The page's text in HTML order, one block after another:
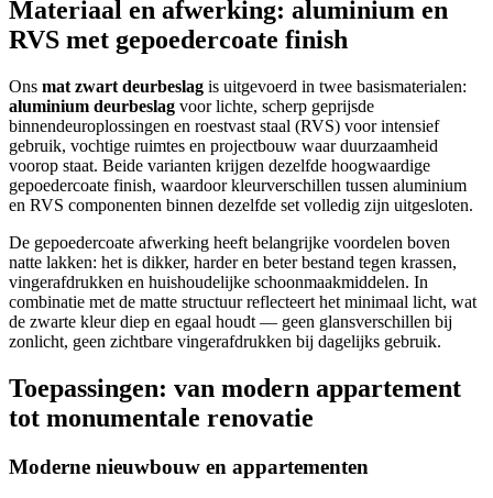
Materiaal en afwerking: aluminium en
RVS met gepoedercoate finish
Ons mat zwart deurbeslag is uitgevoerd in twee basismaterialen:
aluminium deurbeslag voor lichte, scherp geprijsde
binnendeuroplossingen en roestvast staal (RVS) voor intensief
gebruik, vochtige ruimtes en projectbouw waar duurzaamheid
voorop staat. Beide varianten krijgen dezelfde hoogwaardige
gepoedercoate finish, waardoor kleurverschillen tussen aluminium
en RVS componenten binnen dezelfde set volledig zijn uitgesloten.
De gepoedercoate afwerking heeft belangrijke voordelen boven
natte lakken: het is dikker, harder en beter bestand tegen krassen,
vingerafdrukken en huishoudelijke schoonmaakmiddelen. In
combinatie met de matte structuur reflecteert het minimaal licht, wat
de zwarte kleur diep en egaal houdt — geen glansverschillen bij
zonlicht, geen zichtbare vingerafdrukken bij dagelijks gebruik.
Toepassingen: van modern appartement
tot monumentale renovatie
Moderne nieuwbouw en appartementen